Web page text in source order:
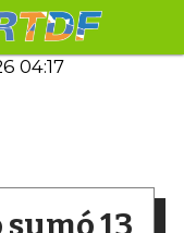
04:17